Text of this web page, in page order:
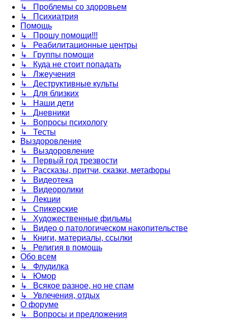
↳ Проблемы со здоровьем
↳ Психиатрия
Помощь
↳ Прошу помощи!!!
↳ Реабилитационные центры
↳ Группы помощи
↳ Куда не стоит попадать
↳ Лжеучения
↳ Деструктивные культы
↳ Для близких
↳ Наши дети
↳ Дневники
↳ Вопросы психологу
↳ Тесты
Выздоровление
↳ Выздоровление
↳ Первый год трезвости
↳ Рассказы, притчи, сказки, метафоры
↳ Видеотека
↳ Видеоролики
↳ Лекции
↳ Спикерские
↳ Художественные фильмы
↳ Видео о патологическом накопительстве
↳ Книги, материалы, ссылки
↳ Религия в помощь
Обо всем
↳ Флудилка
↳ Юмор
↳ Всякое разное, но не спам
↳ Увлечения, отдых
О форуме
↳ Вопросы и предложения